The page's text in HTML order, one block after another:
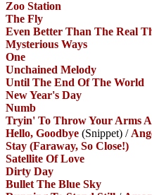
Zoo Station
The Fly
Even Better Than The Real
Mysterious Ways
One
Unchained Melody
Until The End Of The World
New Year's Day
Numb
Tryin' To Throw Your Arms
Hello, Goodbye (Snippet) /
Stay (Faraway, So Close!)
Satellite Of Love
Dirty Day
Bullet The Blue Sky